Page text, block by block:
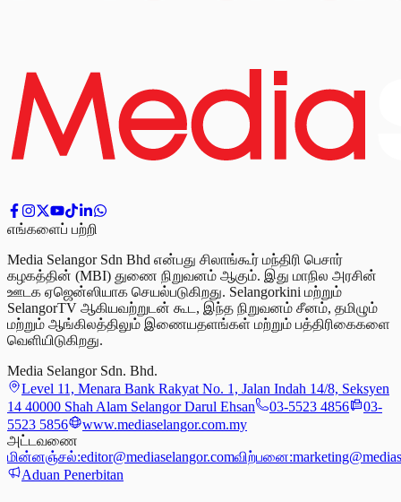
எங்களைப் பற்றி
Media Selangor Sdn Bhd என்பது சிலாங்கூர் மந்திரி பெசார்
கழகத்தின் (MBI) துணை நிறுவனம் ஆகும். இது மாநில அரசின்
ஊடக ஏஜென்ஸியாக செயல்படுகிறது. Selangorkini மற்றும்
SelangorTV ஆகியவற்றுடன் கூட, இந்த நிறுவனம் சீனம், தமிழும்
மற்றும் ஆங்கிலத்திலும் இணையதளங்கள் மற்றும் பத்திரிகைகளை
வெளியிடுகிறது.
Media Selangor Sdn. Bhd.
Level 11, Menara Bank Rakyat No. 1, Jalan Indah 14/8, Seksyen
14 40000 Shah Alam Selangor Darul Ehsan
03-5523 4856
03-
5523 5856
www.mediaselangor.com.my
அட்டவணை
மின்னஞ்சல்:editor@mediaselangor.comவிற்பனை:
Aduan Penerbitan